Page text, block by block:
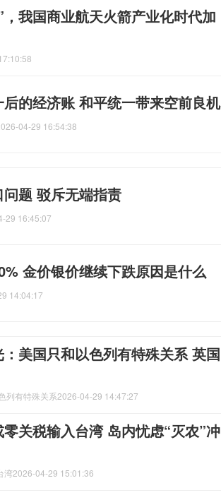
我国商业航天火箭产业化时代加
的经济账 和平统一带来空前良机
04-29 16:54:38
题 驳斥无端指责
29 16:45:07
金价银价继续下跌原因是什么
14:04:17
美国只和以色列有特殊关系 英国
列有特殊关系2026-04-29 14:47:27
关税输入台湾 岛内忧虑“灭农”冲
湾2026-04-29 15:01:36